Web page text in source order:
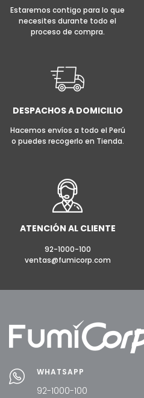
Estaremos contigo para lo que
necesites durante todo el
proceso de compra.
DESPACHOS A DOMICILIO
Hacemos envíos a todo el Perú
o puedes recogerlo en Tienda.
ATENCIÓN AL CLIENTE
92-1000-100
ventas@fumicorp.com
WHATSAPP
92-1000-100